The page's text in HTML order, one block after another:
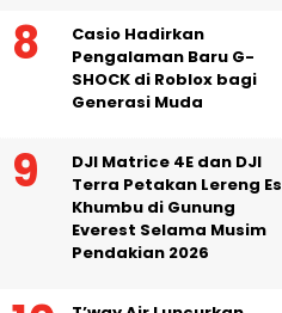
Casio Hadirkan
Pengalaman Baru G-
SHOCK di Roblox bagi
Generasi Muda
DJI Matrice 4E dan DJI
Terra Petakan Lereng Es
Khumbu di Gunung
Everest Selama Musim
Pendakian 2026